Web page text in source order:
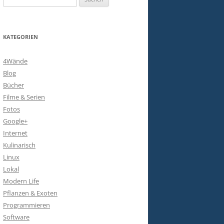
nach:
KATEGORIEN
4Wände
Blog
Bücher
Filme & Serien
Fotos
Google+
Internet
Kulinarisch
Linux
Lokal
Modern Life
Pflanzen & Exoten
Programmieren
Software